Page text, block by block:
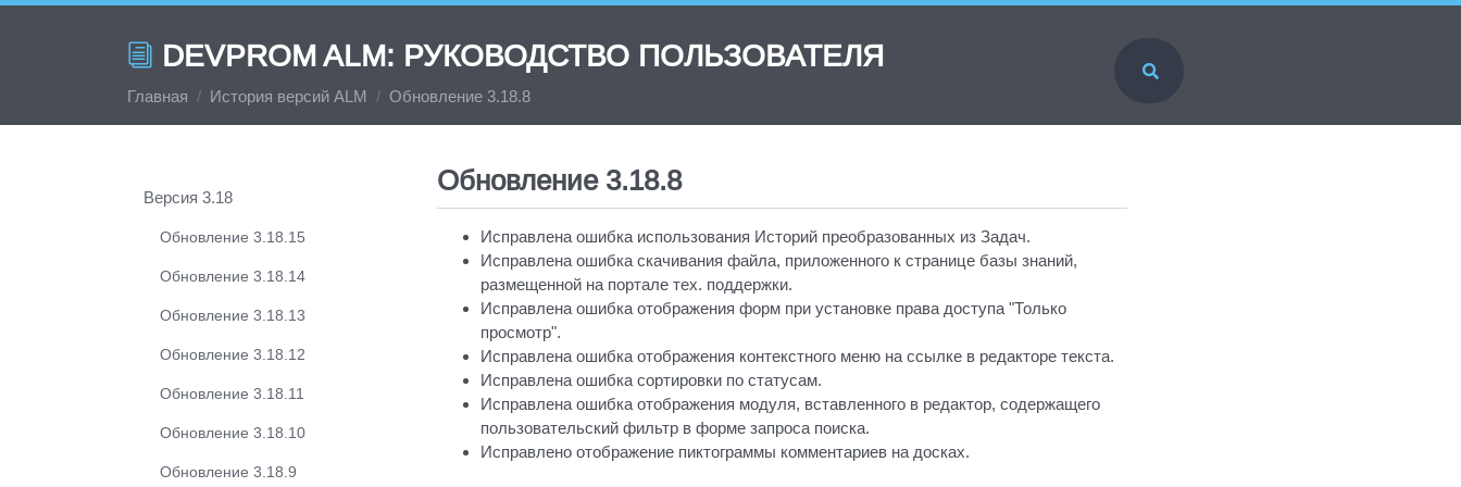
DEVPROM ALM: РУКОВОДСТВО ПОЛЬЗОВАТЕЛЯ
Главная История версий ALM Обновление 3.18.8
Обновление 3.18.8
Исправлена ошибка использования Историй преобразованных из Задач.
Исправлена ошибка скачивания файла, приложенного к странице базы знаний,
размещенной на портале тех. поддержки.
Исправлена ошибка отображения форм при установке права доступа "Только
просмотр".
Исправлена ошибка отображения контекстного меню на ссылке в редакторе текста.
Исправлена ошибка сортировки по статусам.
Исправлена ошибка отображения модуля, вставленного в редактор, содержащего
пользовательский фильтр в форме запроса поиска.
Исправлено отображение пиктограммы комментариев на досках.
Обновление 3.19.3
Версия 3.18
Обновление 3.18.15
Обновление 3.18.14
Обновление 3.18.13
Обновление 3.18.12
Обновление 3.18.11
Обновление 3.18.10
Обновление 3.18.9